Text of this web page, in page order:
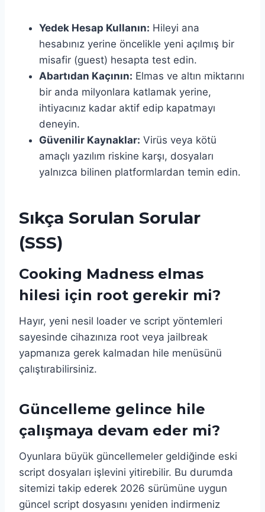
Yedek Hesap Kullanın: Hileyi ana
hesabınız yerine öncelikle yeni açılmış bir
misafir (guest) hesapta test edin.
Abartıdan Kaçının: Elmas ve altın miktarını
bir anda milyonlara katlamak yerine,
ihtiyacınız kadar aktif edip kapatmayı
deneyin.
Güvenilir Kaynaklar: Virüs veya kötü
amaçlı yazılım riskine karşı, dosyaları
yalnızca bilinen platformlardan temin edin.
Sıkça Sorulan Sorular
(SSS)
Cooking Madness elmas
hilesi için root gerekir mi?
Hayır, yeni nesil loader ve script yöntemleri
sayesinde cihazınıza root veya jailbreak
yapmanıza gerek kalmadan hile menüsünü
çalıştırabilirsiniz.
Güncelleme gelince hile
çalışmaya devam eder mi?
Oyunlara büyük güncellemeler geldiğinde eski
script dosyaları işlevini yitirebilir. Bu durumda
sitemizi takip ederek 2026 sürümüne uygun
güncel script dosyasını yeniden indirmeniz